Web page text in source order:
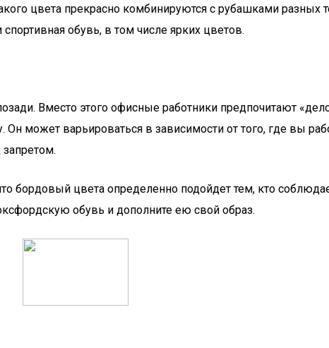
цвета прекрасно комбинируются с рубашками разных
обувь, в том числе ярких цветов.
Вместо этого офисные работники предпочитают
может варьироваться в зависимости от того, где вы
бордовый цвета определенно подойдет тем, кто
обувь и дополните ею свой образ.